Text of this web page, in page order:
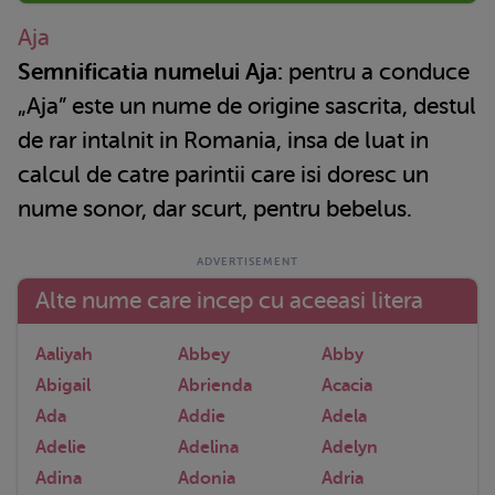
Aja
Semnificatia numelui Aja: pentru a conduce
„Aja” este un nume de origine sascrita, destul
de rar intalnit in Romania, insa de luat in
calcul de catre parintii care isi doresc un
nume sonor, dar scurt, pentru bebelus.
Alte nume care incep cu aceeasi litera
Aaliyah Abbey
Abby
Abigail
Abrienda
Acacia
Ada
Addie
Adela
Adelie
Adelina
Adelyn
Adina
Adonia
Adria